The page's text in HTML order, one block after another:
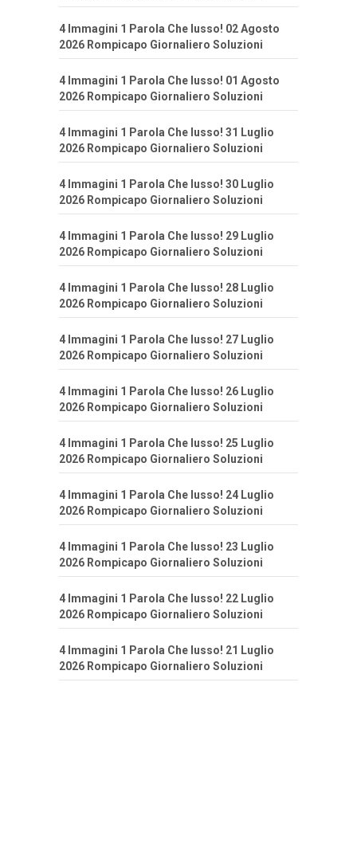
4 Immagini 1 Parola Che lusso! 02 Agosto
2026 Rompicapo Giornaliero Soluzioni
4 Immagini 1 Parola Che lusso! 01 Agosto
2026 Rompicapo Giornaliero Soluzioni
4 Immagini 1 Parola Che lusso! 31 Luglio
2026 Rompicapo Giornaliero Soluzioni
4 Immagini 1 Parola Che lusso! 30 Luglio
2026 Rompicapo Giornaliero Soluzioni
4 Immagini 1 Parola Che lusso! 29 Luglio
2026 Rompicapo Giornaliero Soluzioni
4 Immagini 1 Parola Che lusso! 28 Luglio
2026 Rompicapo Giornaliero Soluzioni
4 Immagini 1 Parola Che lusso! 27 Luglio
2026 Rompicapo Giornaliero Soluzioni
4 Immagini 1 Parola Che lusso! 26 Luglio
2026 Rompicapo Giornaliero Soluzioni
4 Immagini 1 Parola Che lusso! 25 Luglio
2026 Rompicapo Giornaliero Soluzioni
4 Immagini 1 Parola Che lusso! 24 Luglio
2026 Rompicapo Giornaliero Soluzioni
4 Immagini 1 Parola Che lusso! 23 Luglio
2026 Rompicapo Giornaliero Soluzioni
4 Immagini 1 Parola Che lusso! 22 Luglio
2026 Rompicapo Giornaliero Soluzioni
4 Immagini 1 Parola Che lusso! 21 Luglio
2026 Rompicapo Giornaliero Soluzioni